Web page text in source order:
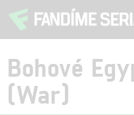
Bohové
(War)